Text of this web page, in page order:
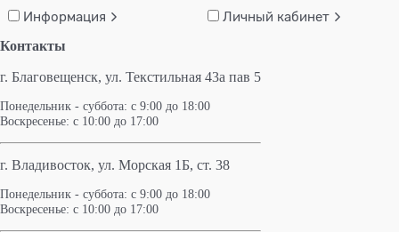
Информация Личный кабинет
Контакты
г. Благовещенск, ул. Текстильная 43а пав 5
Понедельник - суббота: с 9:00 до 18:00
Воскресенье: с 10:00 до 17:00
г. Владивосток, ул. Морская 1Б, ст. 38
Понедельник - суббота: с 9:00 до 18:00
Воскресенье: с 10:00 до 17:00